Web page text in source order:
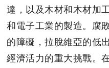
達，以及木材和木材加
和電子工業的製造。腐
的障礙，拉脫維亞的低
經濟活力的重大挑戰。